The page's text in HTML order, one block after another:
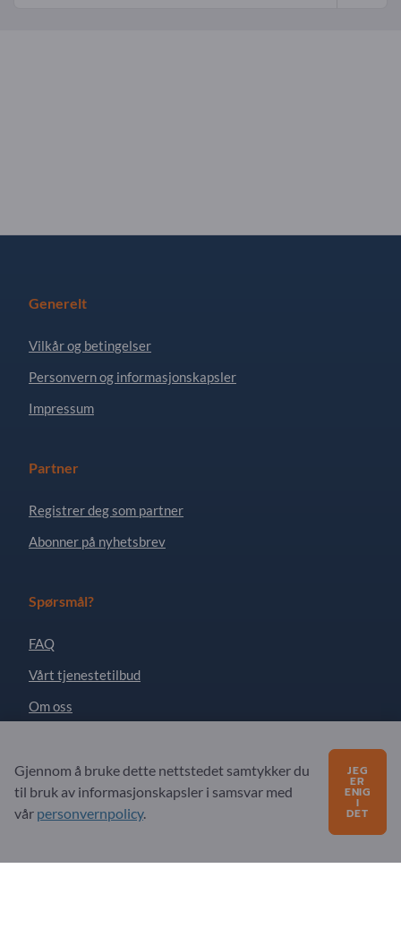
Generelt
Vilkår og betingelser
Personvern og informasjonskapsler
Impressum
Partner
Registrer deg som partner
Abonner på nyhetsbrev
Spørsmål?
FAQ
Vårt tjenestetilbud
Om oss
Exportpages International Network
Exportpages International GmbH
Gjennom å bruke dette nettstedet samtykker du
til bruk av informasjonskapsler i samsvar med
vår personvernpolicy.
JEG
ER
ENIG
I
DET